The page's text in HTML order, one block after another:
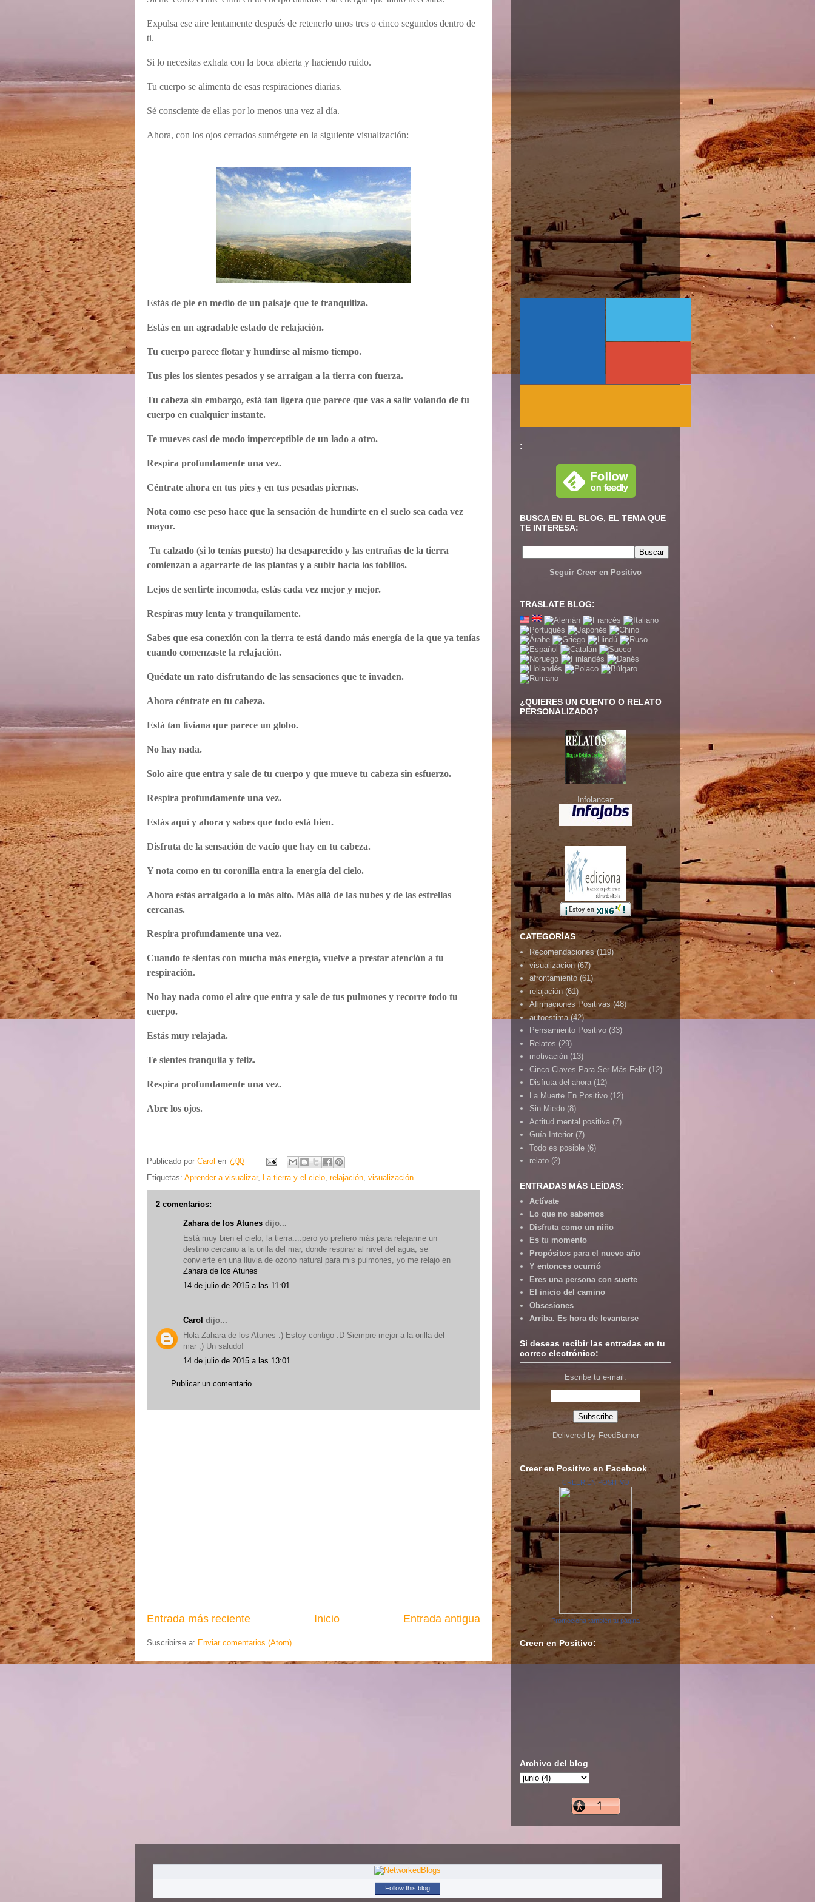
Expulsa ese aire lentamente después de retenerlo unos tres o cinco segundos dentro de
ti.
Si lo necesitas exhala con la boca abierta y haciendo ruido.
Tu cuerpo se alimenta de esas respiraciones diarias.
Sé consciente de ellas por lo menos una vez al día.
Ahora, con los ojos cerrados sumérgete en la siguiente visualización:
Estás de pie en medio de un paisaje que te tranquiliza.
Estás en un agradable estado de relajación.
Tu cuerpo parece flotar y hundirse al mismo tiempo.
Tus pies los sientes pesados y se arraigan a la tierra con fuerza.
Tu cabeza sin embargo, está tan ligera que parece que vas a salir volando de tu
cuerpo en cualquier instante.
Te mueves casi de modo imperceptible de un lado a otro.
Respira profundamente una vez.
Céntrate ahora en tus pies y en tus pesadas piernas.
Nota como ese peso hace que la sensación de hundirte en el suelo sea cada vez
mayor.
Tu calzado (si lo tenías puesto) ha desaparecido y las entrañas de la tierra
comienzan a agarrarte de las plantas y a subir hacía los tobillos.
Lejos de sentirte incomoda, estás cada vez mejor y mejor.
Respiras muy lenta y tranquilamente.
Sabes que esa conexión con la tierra te está dando más energía de la que ya tenías
cuando comenzaste la relajación.
Quédate un rato disfrutando de las sensaciones que te invaden.
Ahora céntrate en tu cabeza.
Está tan liviana que parece un globo.
No hay nada.
Solo aire que entra y sale de tu cuerpo y que mueve tu cabeza sin esfuerzo.
Respira profundamente una vez.
Estás aquí y ahora y sabes que todo está bien.
Disfruta de la sensación de vacío que hay en tu cabeza.
Y nota como en tu coronilla entra la energía del cielo.
Ahora estás arraigado a lo más alto. Más allá de las nubes y de las estrellas
cercanas.
Respira profundamente una vez.
Cuando te sientas con mucha más energía, vuelve a prestar atención a tu
respiración.
No hay nada como el aire que entra y sale de tus pulmones y recorre todo tu
cuerpo.
Estás muy relajada.
Te sientes tranquila y feliz.
Respira profundamente una vez.
Abre los ojos.
Publicado por Carol en 7:00
Etiquetas: Aprender a visualizar, La tierra y el cielo, relajación, visualización
2 comentarios:
Zahara de los Atunes dijo...
Está muy bien el cielo, la tierra....pero yo prefiero más para relajarme un
destino cercano a la orilla del mar, donde respirar al nivel del agua, se
convierte en una lluvia de ozono natural para mis pulmones, yo me relajo en
Zahara de los Atunes
14 de julio de 2015 a las 11:01
Carol dijo...
Hola Zahara de los Atunes :) Estoy contigo :D Siempre mejor a la orilla del
mar ;) Un saludo!
14 de julio de 2015 a las 13:01
Publicar un comentario
Entrada más reciente Entrada antigua
Inicio
Suscribirse a: Enviar comentarios (Atom)
:
BUSCA EN EL BLOG, EL TEMA QUE
TE INTERESA:
Seguir Creer en Positivo
TRASLATE BLOG:
¿QUIERES UN CUENTO O RELATO
PERSONALIZADO?
Infolancer:
CATEGORÍAS
Recomendaciones (119)
visualización (67)
afrontamiento (61)
relajación (61)
Afirmaciones Positivas (48)
autoestima (42)
Pensamiento Positivo (33)
Relatos (29)
motivación (13)
Cinco Claves Para Ser Más Feliz (12)
Disfruta del ahora (12)
La Muerte En Positivo (12)
Sin Miedo (8)
Actitud mental positiva (7)
Guía Interior (7)
Todo es posible (6)
relato (2)
ENTRADAS MÁS LEÍDAS:
Actívate
Lo que no sabemos
Disfruta como un niño
Es tu momento
Propósitos para el nuevo año
Y entonces ocurrió
Eres una persona con suerte
El inicio del camino
Obsesiones
Arriba. Es hora de levantarse
Si deseas recibir las entradas en tu
correo electrónico:
Escribe tu e-mail:
Delivered by FeedBurner
Creer en Positivo en Facebook
CREER EN POSITIVO
Promociona también tu página
Creen en Positivo:
Archivo del blog
Follow this blog